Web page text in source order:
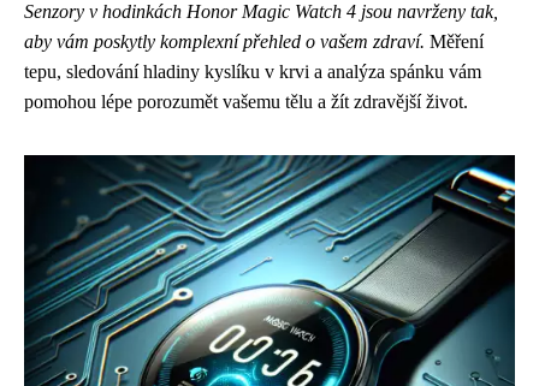
Senzory v hodinkách Honor Magic Watch 4 jsou navrženy tak,
aby vám poskytly komplexní přehled o vašem zdraví. Měření
tepu, sledování hladiny kyslíku v krvi a analýza spánku vám
pomohou lépe porozumět vašemu tělu a žít zdravější život.